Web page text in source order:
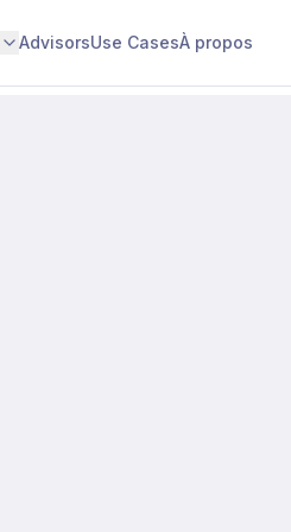
AdvisorsUse CasesÀ propos